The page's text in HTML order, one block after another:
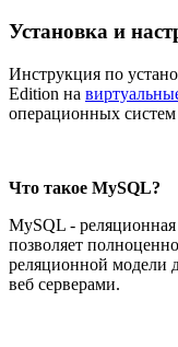
Установка и
Инструкция по
Edition на
операционных
Что такое MySQL?
MySQL -
позволяет
реляционной модели
веб серверами.